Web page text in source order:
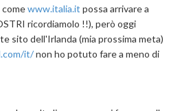
www.italia.it possa arrivare a
ricordiamolo !!), però oggi
sito dell'Irlanda (mia prossima meta)
it/non ho potuto fare a meno di